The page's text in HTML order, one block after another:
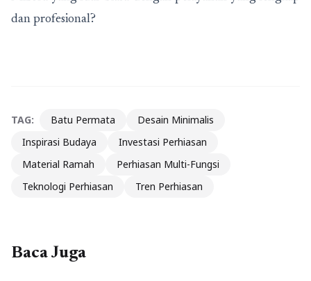
dan profesional?
TAG: Batu Permata
Desain Minimalis
Inspirasi Budaya
Investasi Perhiasan
Material Ramah
Perhiasan Multi-Fungsi
Teknologi Perhiasan
Tren Perhiasan
Baca Juga